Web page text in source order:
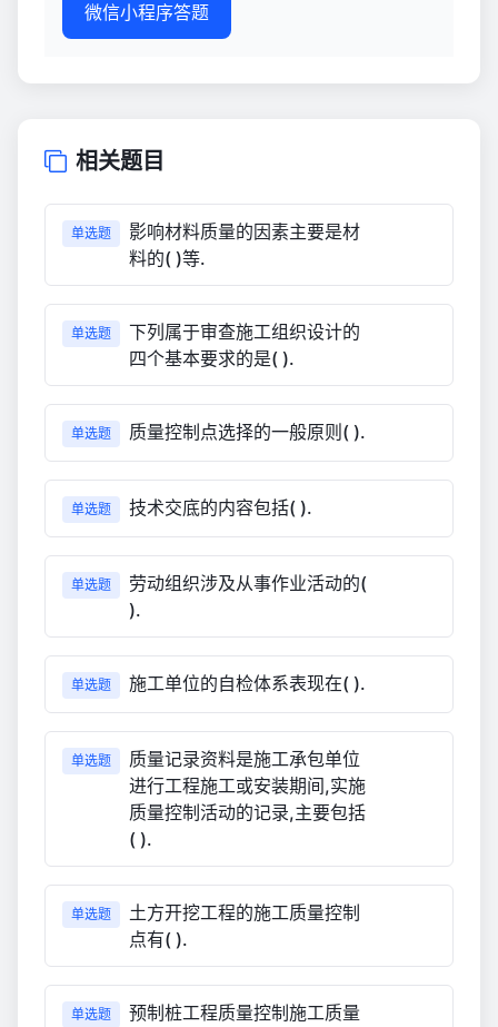
微信小程序答题
相关题目
单选题
影响材料质量的因素主要是材
料的( )等.
单选题
下列属于审查施工组织设计的
四个基本要求的是( ).
单选题 质量控制点选择的一般原则( ).
单选题 技术交底的内容包括( ).
单选题
劳动组织涉及从事作业活动的(
).
单选题 施工单位的自检体系表现在( ).
单选题
质量记录资料是施工承包单位
进行工程施工或安装期间,实施
质量控制活动的记录,主要包括
( ).
单选题
土方开挖工程的施工质量控制
点有( ).
单选题
预制桩工程质量控制施工质量